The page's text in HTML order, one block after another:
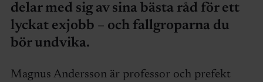
delar med sig av sina bästa råd för ett
lyckat exjobb – och fallgroparna du
bör undvika.
Magnus Andersson är professor och prefekt